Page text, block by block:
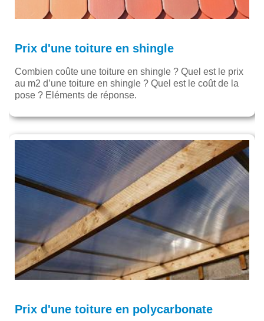
Prix d'une toiture en shingle
Combien coûte une toiture en shingle ? Quel est le prix
au m2 d’une toiture en shingle ? Quel est le coût de la
pose ? Eléments de réponse.
Prix d'une toiture en polycarbonate